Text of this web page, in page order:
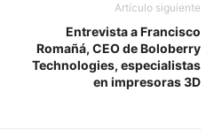
Artículo siguiente
Entrevista a Francisco
Romañá, CEO de Boloberry
Technologies, especialistas
en impresoras 3D